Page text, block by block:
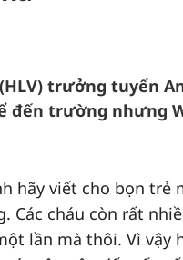
trưởng tuyển
đến trường nhưng
hãy viết cho bọn
Các cháu còn rất
lần mà thôi. Vì vậy